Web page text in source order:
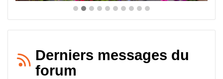
Derniers messages du
forum